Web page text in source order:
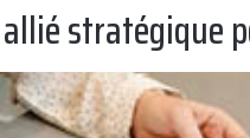
stratégique